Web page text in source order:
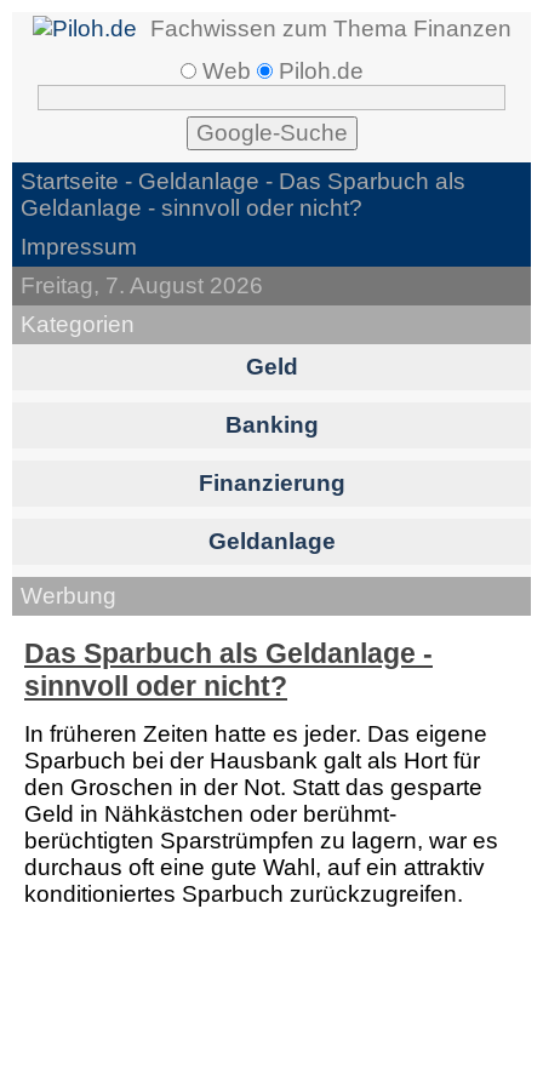
Fachwissen zum Thema Finanzen
Web
Piloh.de
Startseite - Geldanlage - Das Sparbuch als
Geldanlage - sinnvoll oder nicht?
Impressum
Freitag, 7. August 2026
Kategorien
Geld
Banking
Finanzierung
Geldanlage
Werbung
Das Sparbuch als Geldanlage -
sinnvoll oder nicht?
In früheren Zeiten hatte es jeder. Das eigene
Sparbuch bei der Hausbank galt als Hort für
den Groschen in der Not. Statt das gesparte
Geld in Nähkästchen oder berühmt-
berüchtigten Sparstrümpfen zu lagern, war es
durchaus oft eine gute Wahl, auf ein attraktiv
konditioniertes Sparbuch zurückzugreifen.